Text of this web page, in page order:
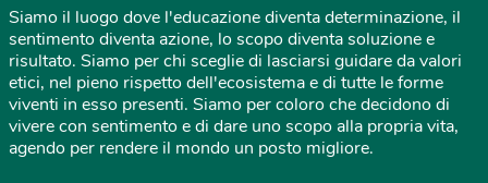
Siamo il luogo dove l'educazione diventa determinazione, il
sentimento diventa azione, lo scopo diventa soluzione e
risultato. Siamo per chi sceglie di lasciarsi guidare da valori
etici, nel pieno rispetto dell'ecosistema e di tutte le forme
viventi in esso presenti. Siamo per coloro che decidono di
vivere con sentimento e di dare uno scopo alla propria vita,
agendo per rendere il mondo un posto migliore.